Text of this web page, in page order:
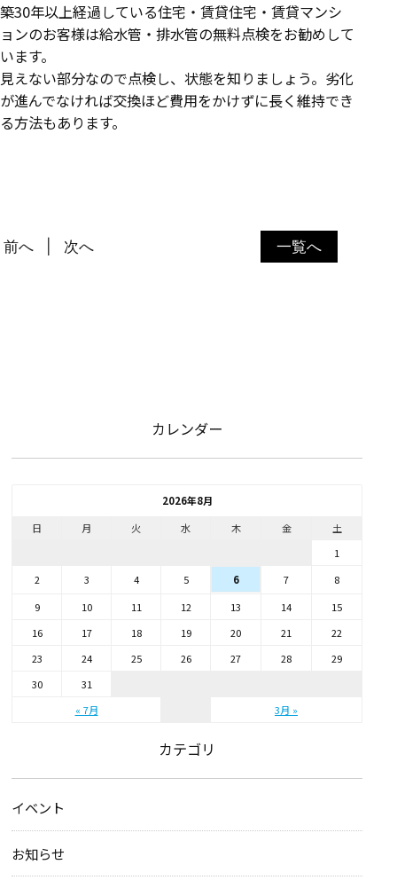
築30年以上経過している住宅・賃貸住宅・賃貸マンシ
ョンのお客様は給水管・排水管の無料点検をお勧めして
います。
見えない部分なので点検し、状態を知りましょう。劣化
が進んでなければ交換ほど費用をかけずに長く維持でき
る方法もあります。
一覧へ
前へ 次へ
カレンダー
2026年8月
日
月 火 水 木 金 土
« 7月 3月 »
1
2
3 4 5 6 7
8
9
10 11 12 13 14
15
16
17 18 19 20 21
22
23
24 25 26 27 28
29
30
31
カテゴリ
イベント
お知らせ